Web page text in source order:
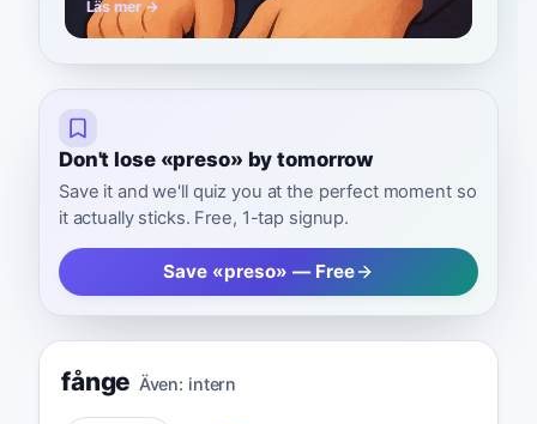
Läs mer →
Don't lose «preso» by tomorrow
Save it and we'll quiz you at the perfect moment so
it actually sticks. Free, 1-tap signup.
Save «preso» — Free
fånge Även: intern